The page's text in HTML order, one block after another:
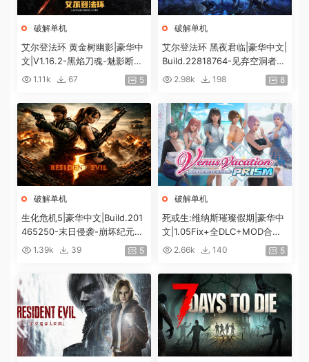
破解单机
艾尔登法环 黄金树幽影|豪华中
文|V1.16.2-黑焰刀魂-魅影断弦
+预购特典+全DLC+修改器|解
1.11k 67 5
破解单机
艾尔登法环 黑夜君临|豪华中文|
Build.22818764-见弃空洞者DL
C+预购特典+全DLC+修改器|解
2.98k 198 8
破解单机
生化危机5|豪华中文|Build.201
465250-末日侵袭-崩坏纪元
+预购特典+全DLC-解锁全内
1.39k 39 5
破解单机
死或生:维纳斯璀璨假期|豪华中
文|1.05Fix+全DLC+MOD合集
+预购特典|解压即撸|[12G/百
2.66k 140 5